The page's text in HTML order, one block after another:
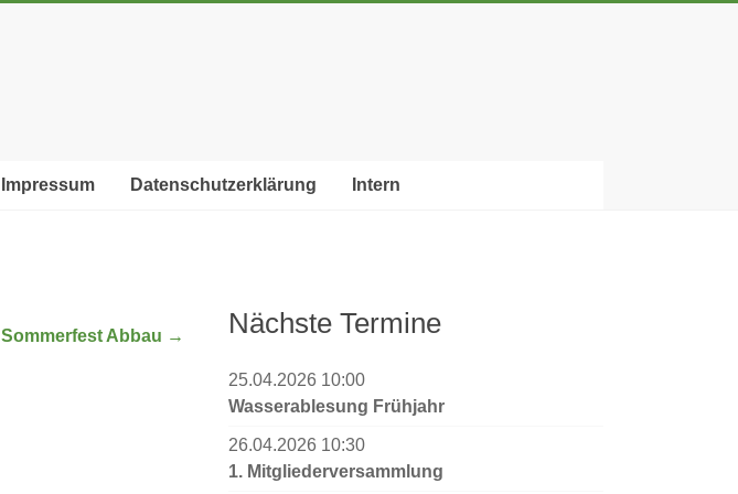
Impressum Datenschutzerklärung Intern
Sommerfest Abbau → Nächste Termine
25.04.2026 10:00
Wasserablesung Frühjahr
26.04.2026 10:30
1. Mitgliederversammlung